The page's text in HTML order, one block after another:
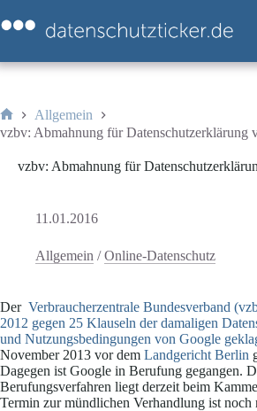
Inhalt
springen
Start
Allgemein
vzbv: Abmahnung für Datenschutzerklärung
vzbv: Abmahnung für
11.01.2016
Allgemein /Online-Datenschutz
Der Verbraucherzentrale Bundesverband
2012 gegen 25 Klauseln der damaligen
und Nutzungsbedingungen von Google
November 2013 vor dem Landgericht Berlin
Dagegen ist Google in Berufung gegangen.
Berufungsverfahren liegt derzeit beim
Termin zur mündlichen Verhandlung ist noch